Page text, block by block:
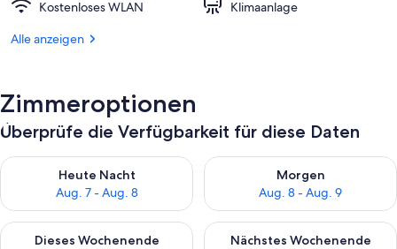
Kostenloses WLAN
Klimaanlage
Alle anzeigen
Zimmeroptionen
Überprüfe die Verfügbarkeit für diese Daten
Heute Nacht
Aug. 7 - Aug. 8
Überprüfe die Verfügbarkeit für heute Nacht, Aug. 7 - Aug. 8.
Morgen
Aug. 8 - Aug. 9
Überprüfe die Verfügbarkeit
Dieses Wochenende
Überprüfe die Verfügbarkeit für dieses Wochenende, Aug. 7
Nächstes Wochenende
Überprüfe die Verfügbarkeit